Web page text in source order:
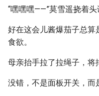
“嘿嘿嘿——”莫雪遥挠着头
好在这会儿酱爆茄子总算
食欲。
母亲抬手拉了拉绳子，将
没错，不是面板开关，而